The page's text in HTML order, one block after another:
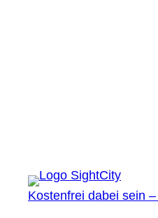
Kostenfrei dabei sein